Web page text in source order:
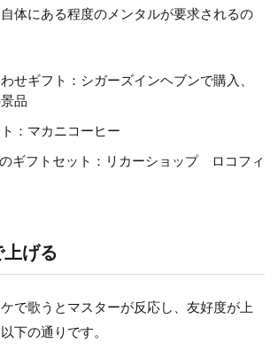
体にある程度のメンタルが要求されるの
せギフト：シガーズインヘブンで購入、
品
：マカニコーヒー
ギフトセット：リカーショップ ロコフィ
げる
で歌うとマスターが反応し、友好度が上
下の通りです。